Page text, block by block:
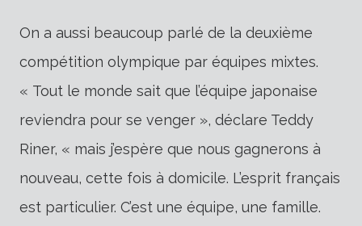
On a aussi beaucoup parlé de la deuxième
compétition olympique par équipes mixtes.
« Tout le monde sait que l’équipe japonaise
reviendra pour se venger », déclare Teddy
Riner, « mais j’espère que nous gagnerons à
nouveau, cette fois à domicile. L’esprit français
est particulier. C’est une équipe, une famille.